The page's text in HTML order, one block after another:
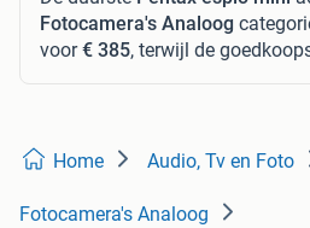
Fotocamera's Analoog
voor€ 385, terwijl de
Home Audio, Tv en Foto
Fotocamera's Analoog